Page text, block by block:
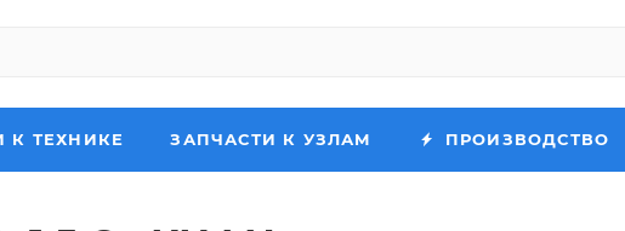
К ТЕХНИКЕ ЗАПЧАСТИ К УЗЛАМ ПРОИЗВОДСТВО